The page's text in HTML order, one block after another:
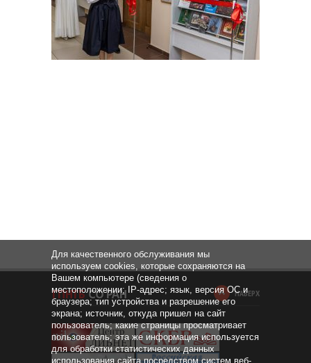
НАВЕРХ
Для качественного обслуживания мы
используем cookies, которые сохраняются на
Вашем компьютере (сведения о
местоположении; IP-адрес; язык, версия ОС и
браузера; тип устройства и разрешение его
экрана; источник, откуда пришел на сайт
пользователь; какие страницы просматривает
пользователь; эта же информация используется
для обработки статистических данных
использования сайта посредством систем веб-